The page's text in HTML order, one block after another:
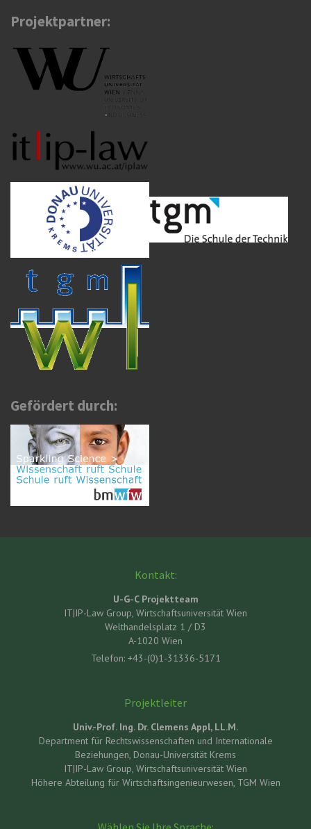
Projektpartner:
Gefördert durch:
Kontakt:
U-G-C Projektteam
IT|IP-Law Group, Wirtschaftsuniversität Wien
Welthandelsplatz 1 / D3
A-1020 Wien
Telefon: +43-(0)1-31336-5171
Projektleiter
Univ.-Prof. Ing. Dr. Clemens Appl, LL.M.
Department für Rechtswissenschaften und Internationale
Beziehungen, Donau-Universität Krems
IT|IP-Law Group, Wirtschaftsuniversität Wien
Höhere Abteilung für Wirtschaftsingenieurwesen, TGM Wien